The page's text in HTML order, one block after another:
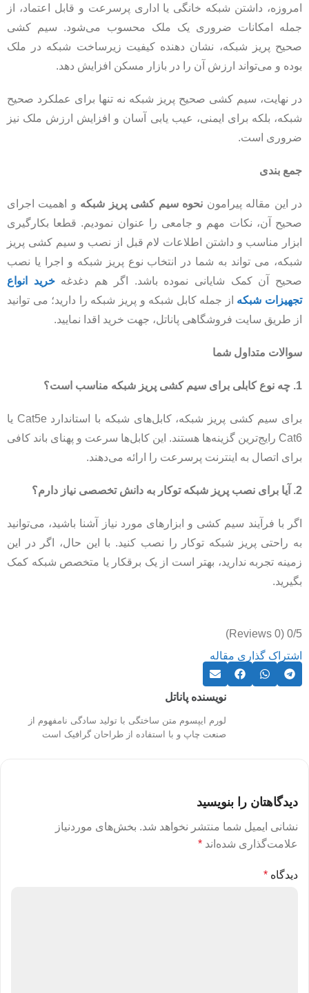
امروزه، داشتن شبکه خانگی یا اداری پرسرعت و قابل اعتماد، از
جمله امکانات ضروری یک ملک محسوب می‌شود. سیم کشی
صحیح پریز شبکه، نشان دهنده کیفیت زیرساخت شبکه در ملک
بوده و می‌تواند ارزش آن را در بازار مسکن افزایش دهد.
در نهایت، سیم کشی صحیح پریز شبکه نه تنها برای عملکرد صحیح
شبکه، بلکه برای ایمنی، عیب یابی آسان و افزایش ارزش ملک نیز
ضروری است.
جمع بندی
در این مقاله پیرامون نحوه سیم کشی پریز شبکه و اهمیت اجرای
صحیح آن، نکات مهم و جامعی را عنوان نمودیم. قطعا بکارگیری
ابزار مناسب و داشتن اطلاعات لام قبل از نصب و سیم کشی پریز
شبکه، می تواند به شما در انتخاب نوع پریز شبکه و اجرا یا نصب
صحیح آن کمک شایانی نموده باشد. اگر هم دغدغهخرید انواع
تجهیزات شبکه از جمله کابل شبکه و پریز شبکه را دارید؛ می توانید
از طریق سایت فروشگاهی پاناتل، جهت خرید اقدا نمایید.
سوالات متداول شما
1. چه نوع کابلی برای سیم کشی پریز شبکه مناسب است؟
برای سیم کشی پریز شبکه، کابل‌های شبکه با استاندارد Cat5e یا
Cat6 رایج‌ترین گزینه‌ها هستند. این کابل‌ها سرعت و پهنای باند کافی
برای اتصال به اینترنت پرسرعت را ارائه می‌دهند.
2. آیا برای نصب پریز شبکه توکار به دانش تخصصی نیاز دارم؟
اگر با فرآیند سیم کشی و ابزارهای مورد نیاز آشنا باشید، می‌توانید
به راحتی پریز شبکه توکار را نصب کنید. با این حال، اگر در این
زمینه تجربه ندارید، بهتر است از یک برقکار یا متخصص شبکه کمک
بگیرید.
0/5
(0 Reviews)
اشتراک گذاری مقاله
نویسنده پاناتل
لورم ایپسوم متن ساختگی با تولید سادگی نامفهوم از
صنعت چاپ و با استفاده از طراحان گرافیک است
دیدگاهتان را بنویسید
نشانی ایمیل شما منتشر نخواهد شد. بخش‌های موردنیاز
علامت‌گذاری شده‌اند *
دیدگاه *